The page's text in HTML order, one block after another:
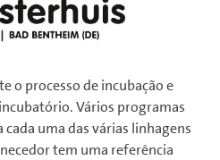
o processo de incubação e
Vários programas
uma das várias linhagens
tem uma referência